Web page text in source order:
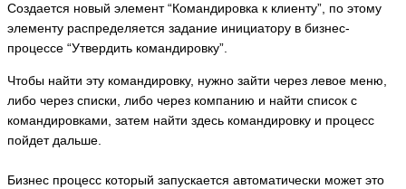
Создается новый элемент “Командировка к клиенту”, по этому
элементу распределяется задание инициатору в бизнес-
процессе “Утвердить командировку”.
Чтобы найти эту командировку, нужно зайти через левое меню,
либо через списки, либо через компанию и найти список с
командировками, затем найти здесь командировку и процесс
пойдет дальше.
Бизнес процесс который запускается автоматически может это